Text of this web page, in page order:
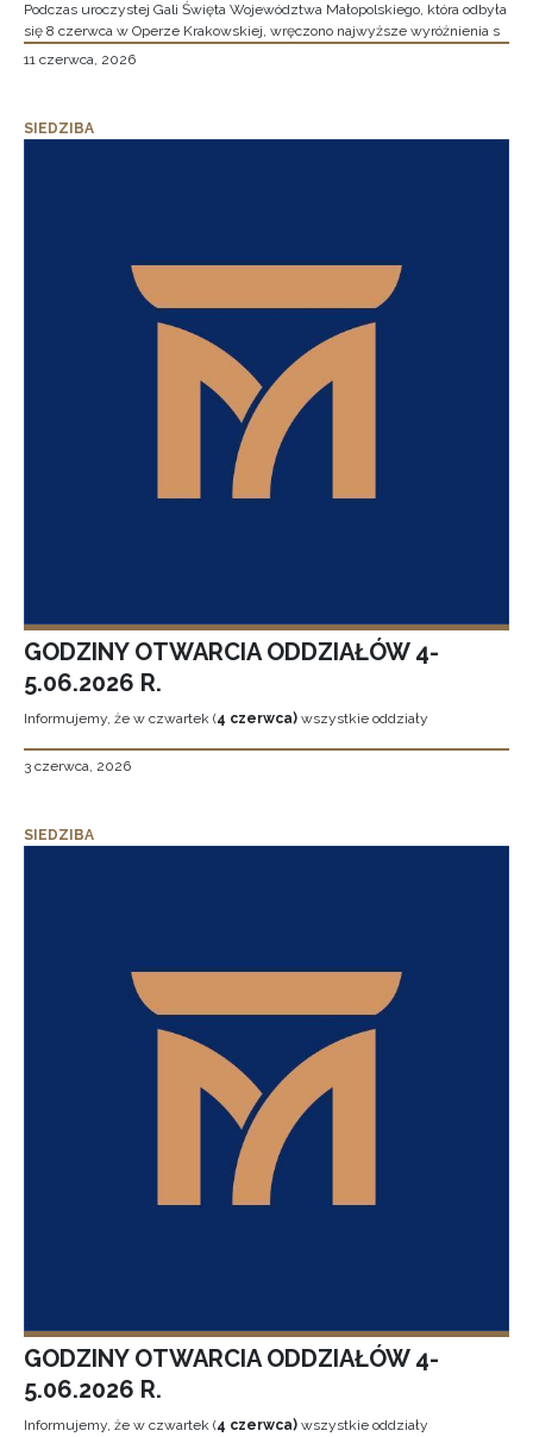
Podczas uroczystej Gali Święta Województwa Małopolskiego, która odbyła
się 8 czerwca w Operze Krakowskiej, wręczono najwyższe wyróżnienia s
11 czerwca, 2026
SIEDZIBA
GODZINY OTWARCIA ODDZIAŁÓW 4-
5.06.2026 R.
Informujemy, że w czwartek (4 czerwca) wszystkie oddziały
3 czerwca, 2026
SIEDZIBA
GODZINY OTWARCIA ODDZIAŁÓW 4-
5.06.2026 R.
Informujemy, że w czwartek (4 czerwca) wszystkie oddziały